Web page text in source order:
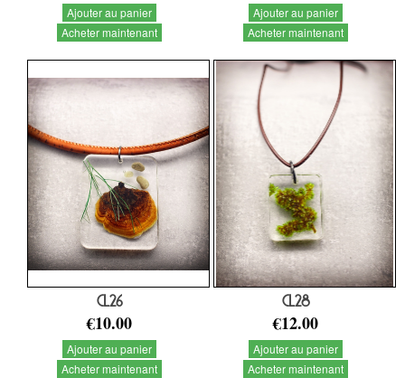
Ajouter au panier
Acheter maintenant
Ajouter au panier
Acheter maintenant
CL26
€10.00
Ajouter au panier
Acheter maintenant
CL28
€12.00
Ajouter au panier
Acheter maintenant